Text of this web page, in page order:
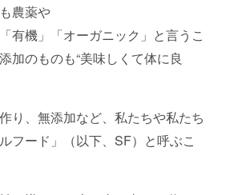
農薬や
有機」「オーガニック」と言うこ
加のものも“美味しくて体に良
り、無添加など、私たちや私たち
フード」（以下、SF）と呼ぶこ